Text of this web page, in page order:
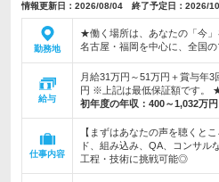
情報更新日：2026/08/04 終了予定日：2026/
勤務地
★働く場所は、あなたの「今
名古屋・福岡を中心に、全国
給与
月給31万円～51万円＋賞与年
円 ※上記は最低保証額です。
初年度の年収： 400～1,032万円
仕事内容
【まずはあなたの声を聴くと
ド、組み込み、QA、コンサ
工程・技術に挑戦可能◎